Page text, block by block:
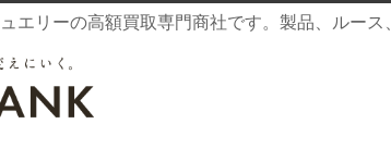
エリーの高額買取専門商社です。製品、ルース